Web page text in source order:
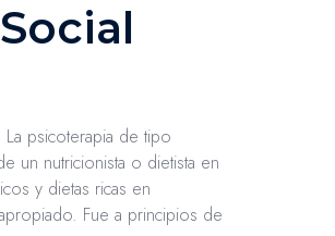
psicoterapia de tipo
un nutricionista o dietista en
y dietas ricas en
Fue a principios de